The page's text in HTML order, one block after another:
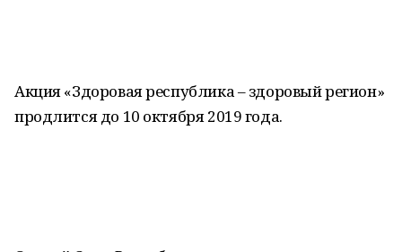
Акция «Здоровая республика – здоровый регион»
продлится до 10 октября 2019 года.